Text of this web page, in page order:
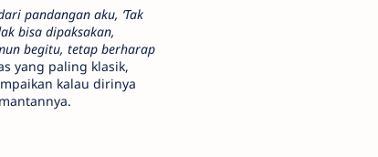
pandangan aku, ‘Tak
bisa dipaksakan,
begitu, tetap berharap
yang paling klasik,
kalau dirinya